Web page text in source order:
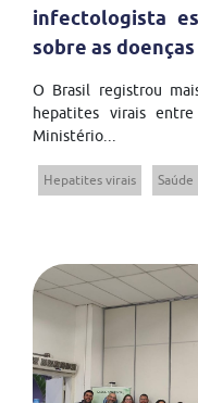
infectologista
sobre as doenças
O Brasil registrou
hepatites virais
Ministério...
Hepatites virais Saúde